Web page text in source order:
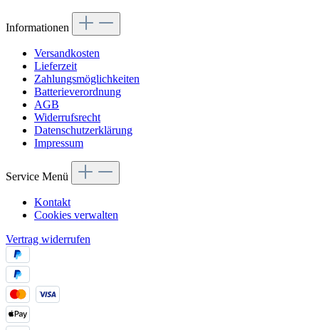
Informationen
Versandkosten
Lieferzeit
Zahlungsmöglichkeiten
Batterieverordnung
AGB
Widerrufsrecht
Datenschutzerklärung
Impressum
Service Menü
Kontakt
Cookies verwalten
Vertrag widerrufen